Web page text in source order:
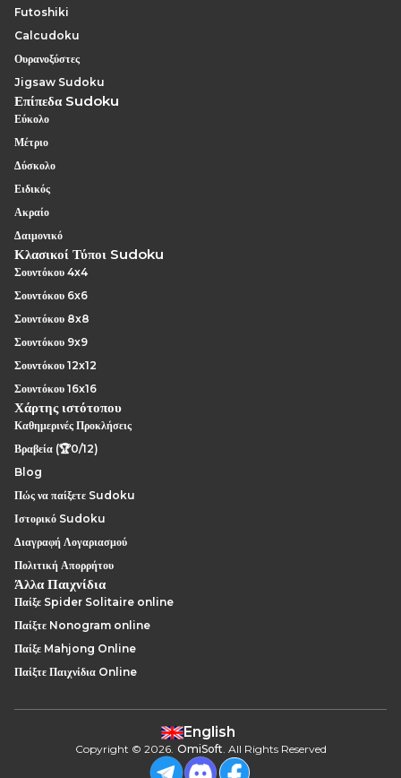
Futoshiki
Calcudoku
Ουρανοξύστες
Jigsaw Sudoku
Επίπεδα Sudoku
Εύκολο
Μέτριο
Δύσκολο
Ειδικός
Ακραίο
Δαιμονικό
Κλασικοί Τύποι Sudoku
Σουντόκου 4x4
Σουντόκου 6x6
Σουντόκου 8x8
Σουντόκου 9x9
Σουντόκου 12x12
Σουντόκου 16x16
Χάρτης ιστότοπου
Καθημερινές Προκλήσεις
Βραβεία (🏆0/12)
Blog
Πώς να παίξετε Sudoku
Ιστορικό Sudoku
Διαγραφή Λογαριασμού
Πολιτική Απορρήτου
Άλλα Παιχνίδια
Παίξε Spider Solitaire online
Παίξτε Nonogram online
Παίξε Mahjong Online
Παίξτε Παιχνίδια Online
English
Copyright © 2026. OmiSoft. All Rights Reserved